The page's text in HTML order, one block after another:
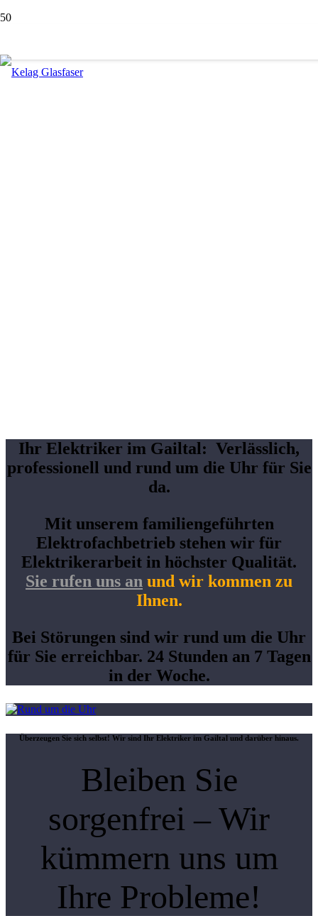
Ihr Elektriker im Gailtal: Verlässlich,
professionell und rund um die Uhr für Sie
da.
Mit unserem familiengeführten
Elektrofachbetrieb stehen wir für
Elektrikerarbeit in höchster Qualität.
Sie rufen uns an und wir kommen zu
Ihnen.
Bei Störungen sind wir rund um die Uhr
für Sie erreichbar. 24 Stunden an 7 Tagen
in der Woche.
Überzeugen Sie sich selbst! Wir sind Ihr Elektriker im Gailtal und darüber hinaus.
Bleiben Sie
sorgenfrei – Wir
kümmern uns um
Ihre Probleme!